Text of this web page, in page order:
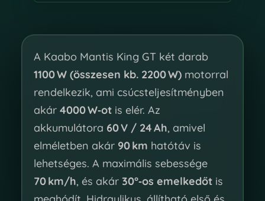
A Kaabo Mantis King GT két darab
1100 W (összesen kb. 2200 W)motorral
rendelkezik, ami csúcsteljesítményben
akár 4000 W‑otis elér. Az
akkumulátora 60 V / 24 Ah, amivel
elméletben akár 90 km hatótáv is
lehetséges. A maximális sebessége
70 km/h, és akár 30°‑os emelkedőtis